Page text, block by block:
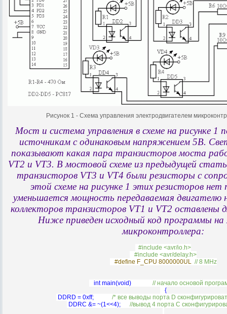
Рисунок 1 - Схема управления электродвигателем
Мост и система управления в схеме на рисунке 1
источникам с одинаковым напряжением 5В.
показывают какая пара транзисторов моста
VT2 и VT3. В мостовой схеме из предыдущей
транзисторов VT3 и VT4 были резисторы с
этой схеме на рисунке 1 этих резисторов нет
уменьшается мощность передаваемая двигателю
коллекторов транзисторов VT1 и VT2 оставлены
Ниже приведен исходный код программы на
микроконтроллера:
#include <avr/io.h>
#include <avr/delay.h>
#define F_CPU 8000000UL // 8 MHz
int main(void)
// начало основой
{
DDRD = 0xff;
/* все выводы порта D
DDRC &= ~(1<<4);
//вывод 4 порта С